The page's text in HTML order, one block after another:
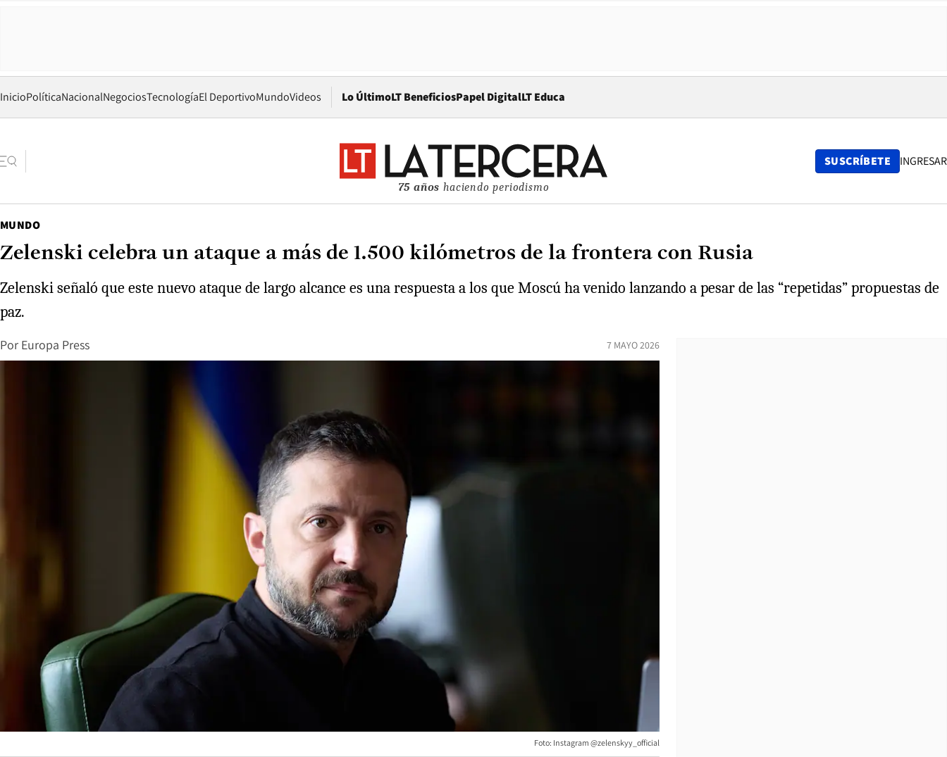
InicioPolíticaNacionalNegociosTecnologíaEl DeportivoMundoVideos Lo ÚltimoLT BeneficiosPapel DigitalOpens in new window
LT Educa
75 años haciendo periodismo
SUSCRÍBETE INGRESAR
MUNDO
Zelenski celebra un ataque a más de 1.500 kilómetros de la frontera con Rusia
Zelenski señaló que este nuevo ataque de largo alcance es una respuesta a los que Moscú ha venido lanzando a pesar de las “repetidas” propuestas de
paz.
Por Europa Press 7 MAYO 2026
Foto: Instagram @zelenskyy_official